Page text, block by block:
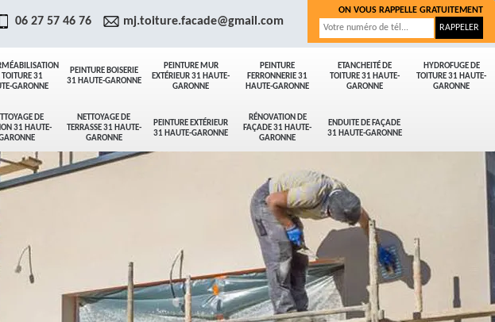
TOITURE 31
GARONNE
PEINTURE BOISERIE
31 HAUTE-GARONNE
PEINTURE MUR
EXTÉRIEUR 31 HAUTE-
GARONNE
PEINTURE
FERRONNERIE 31
HAUTE-GARONNE
ETANCHEITÉ DE
TOITURE 31 HAUTE-
GARONNE
HYDROFUGE DE
TOITURE 31 HAUTE-
GARONNE
DE
31 HAUTE-
NETTOYAGE DE
TERRASSE 31 HAUTE-
GARONNE
PEINTURE EXTÉRIEUR
31 HAUTE-GARONNE
RÉNOVATION DE
FAÇADE 31 HAUTE-
GARONNE
ENDUITE DE FAÇADE
31 HAUTE-GARONNE
06 27 57 46 76 mj.toiture.facade@gmail.com
ON VOUS RAPPELLE GRATUITEMENT